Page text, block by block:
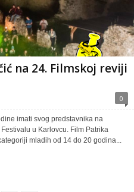
na 24. Filmskoj reviji
0
imati svog predstavnika na
u Karlovcu. Film Patrika
mladih od 14 do 20 godina...